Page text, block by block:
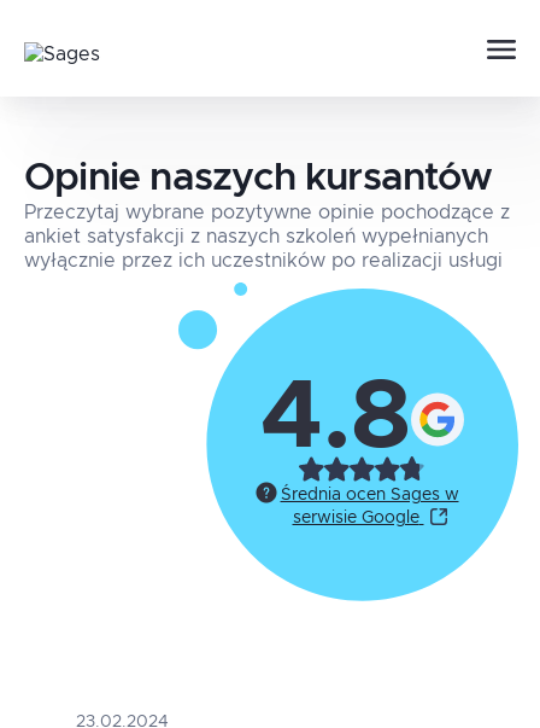
Opinie naszych kursantów
Przeczytaj wybrane pozytywne opinie pochodzące z
ankiet satysfakcji z naszych szkoleń wypełnianych
wyłącznie przez ich uczestników po realizacji usługi
4.8
Średnia ocen Sages w
serwisie Google
23.02.2024